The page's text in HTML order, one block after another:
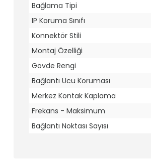
Bağlama Tipi
IP Koruma Sınıfı
Konnektör Stili
Montaj Özelliği
Gövde Rengi
Bağlantı Ucu Koruması
Merkez Kontak Kaplama
Frekans - Maksimum
Bağlantı Noktası Sayısı